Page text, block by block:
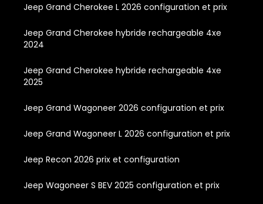
Jeep Grand Cherokee L 2026 configuration et prix
Jeep Grand Cherokee hybride rechargeable 4xe
2024
Jeep Grand Cherokee hybride rechargeable 4xe
2025
Jeep Grand Wagoneer 2026 configuration et prix
Jeep Grand Wagoneer L 2026 configuration et prix
Jeep Recon 2026 prix et configuration
Jeep Wagoneer S BEV 2025 configuration et prix